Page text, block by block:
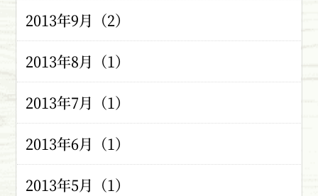
2013年9月（2）
2013年8月（1）
2013年7月（1）
2013年6月（1）
2013年5月（1）